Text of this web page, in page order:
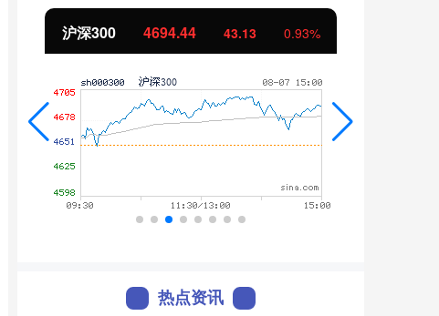
北证50 1134.24 11.37 1.01%
热点资讯